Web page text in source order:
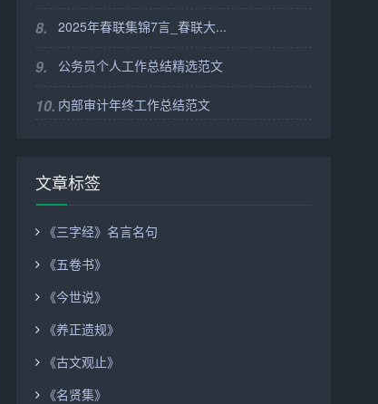
8. 2025年春联集锦7言_春联大...
9. 公务员个人工作总结精选范文
10. 内部审计年终工作总结范文
文章标签
《三字经》名言名句
《五卷书》
《今世说》
《养正遗规》
《古文观止》
《名贤集》